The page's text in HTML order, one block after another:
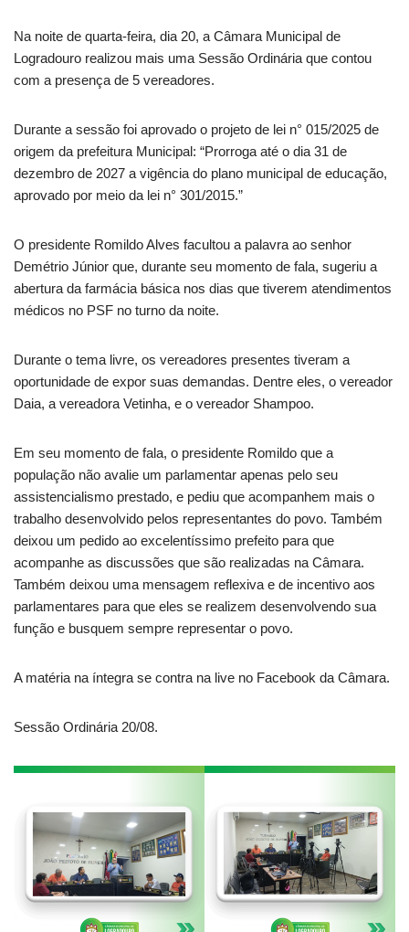
Na noite de quarta-feira, dia 20, a Câmara Municipal de
Logradouro realizou mais uma Sessão Ordinária que contou
com a presença de 5 vereadores.
Durante a sessão foi aprovado o projeto de lei n° 015/2025 de
origem da prefeitura Municipal: “Prorroga até o dia 31 de
dezembro de 2027 a vigência do plano municipal de educação,
aprovado por meio da lei n° 301/2015.”
O presidente Romildo Alves facultou a palavra ao senhor
Demétrio Júnior que, durante seu momento de fala, sugeriu a
abertura da farmácia básica nos dias que tiverem atendimentos
médicos no PSF no turno da noite.
Durante o tema livre, os vereadores presentes tiveram a
oportunidade de expor suas demandas. Dentre eles, o vereador
Daia, a vereadora Vetinha, e o vereador Shampoo.
Em seu momento de fala, o presidente Romildo que a
população não avalie um parlamentar apenas pelo seu
assistencialismo prestado, e pediu que acompanhem mais o
trabalho desenvolvido pelos representantes do povo. Também
deixou um pedido ao excelentíssimo prefeito para que
acompanhe as discussões que são realizadas na Câmara.
Também deixou uma mensagem reflexiva e de incentivo aos
parlamentares para que eles se realizem desenvolvendo sua
função e busquem sempre representar o povo.
A matéria na íntegra se contra na live no Facebook da Câmara.
Sessão Ordinária 20/08.